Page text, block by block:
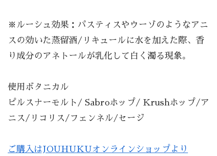
※ルーシュ効果：パスティスやウーゾのようなアニ
スの効いた蒸留酒/リキュールに水を加えた際、香
り成分のアネトールが乳化して白く濁る現象。
使用ボタニカル
ピルスナーモルト/ Sabroホップ/ Krushホップ/ア
ニス/リコリス/フェンネル/セージ
ご購入はJOUHUKUオンラインショップより